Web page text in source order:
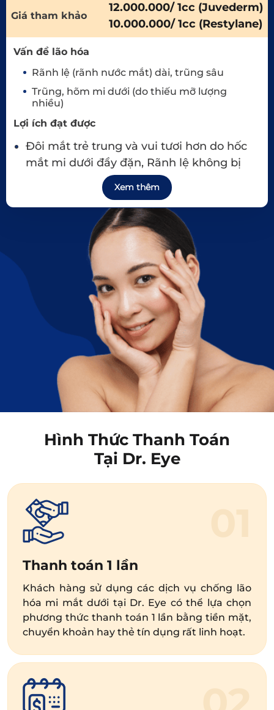
Giá tham khảo
12.000.000/ 1cc (Juvederm)
10.000.000/ 1cc (Restylane)
Vấn đề lão hóa
Rãnh lệ (rãnh nước mắt) dài, trũng sâu
Trũng, hõm mi dưới (do thiếu mỡ lượng
nhiều)
Lợi ích đạt được
Đôi mắt trẻ trung và vui tươi hơn do hốc
mắt mi dưới đầy đặn, Rãnh lệ không bị
Tăng sinh collagen.
Xem thêm
Hình Thức Thanh Toán
Tại Dr. Eye
Thanh toán 1 lần
Khách hàng sử dụng các dịch vụ chống lão
hóa mi mắt dưới tại Dr. Eye có thể lựa chọn
phương thức thanh toán 1 lần bằng tiền mặt,
chuyển khoản hay thẻ tín dụng rất linh hoạt.